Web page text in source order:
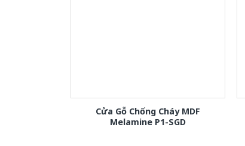
Cửa Gỗ Chống Cháy MDF
Melamine P1-SGD